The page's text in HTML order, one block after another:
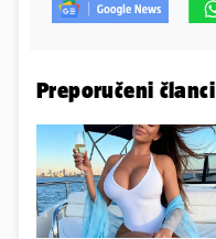
Preporučeni članci